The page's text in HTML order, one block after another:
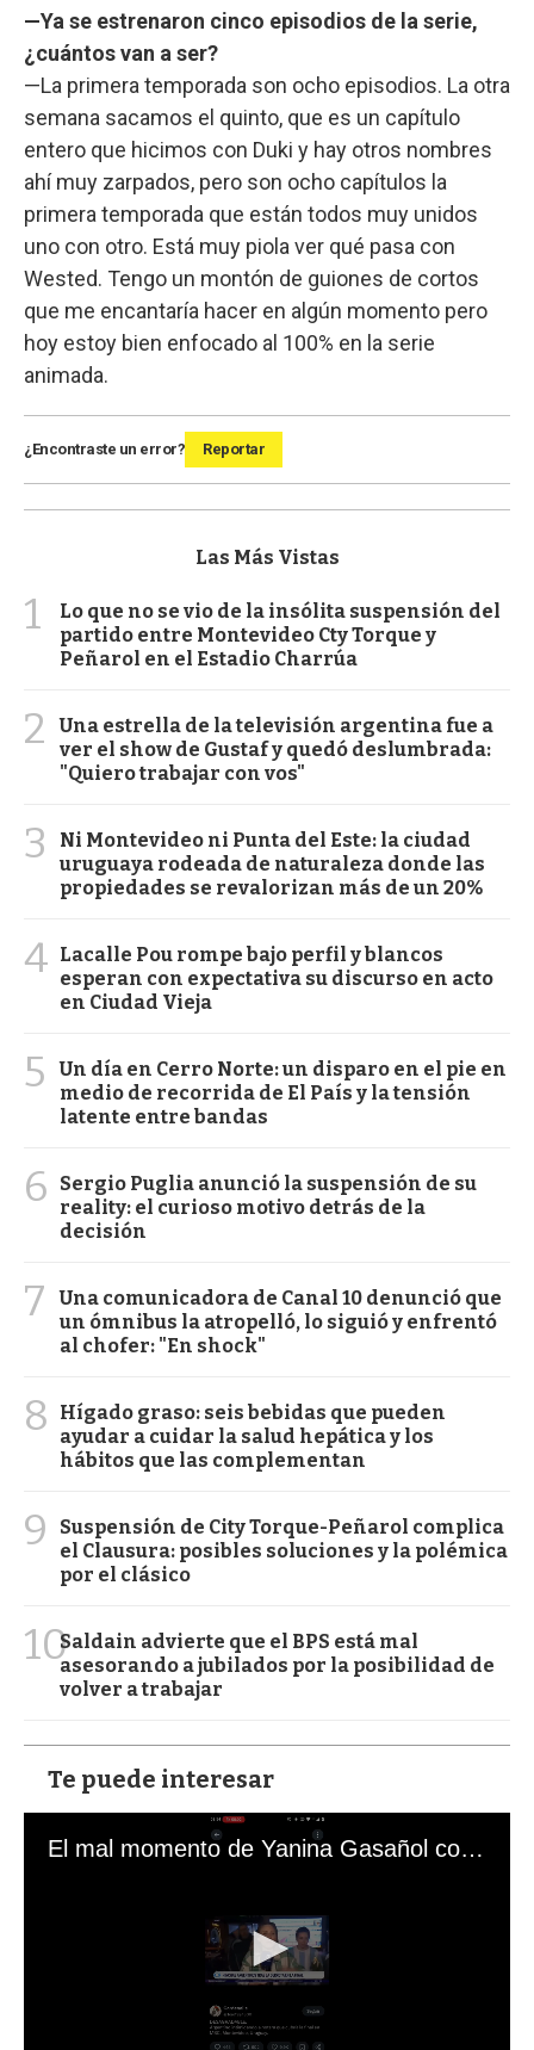
—Ya se estrenaron cinco episodios de la serie,
¿cuántos van a ser?
—La primera temporada son ocho episodios. La otra
semana sacamos el quinto, que es un capítulo
entero que hicimos con Duki y hay otros nombres
ahí muy zarpados, pero son ocho capítulos la
primera temporada que están todos muy unidos
uno con otro. Está muy piola ver qué pasa con
Wested. Tengo un montón de guiones de cortos
que me encantaría hacer en algún momento pero
hoy estoy bien enfocado al 100% en la serie
animada.
¿Encontraste un error? Reportar
Las Más Vistas
1
Lo que no se vio de la insólita suspensión del
partido entre Montevideo Cty Torque y
Peñarol en el Estadio Charrúa
2
Una estrella de la televisión argentina fue a
ver el show de Gustaf y quedó deslumbrada:
"Quiero trabajar con vos"
3
Ni Montevideo ni Punta del Este: la ciudad
uruguaya rodeada de naturaleza donde las
propiedades se revalorizan más de un 20%
4 Lacalle Pou rompe bajo perfil y blancos
esperan con expectativa su discurso en acto
en Ciudad Vieja
5
Un día en Cerro Norte: un disparo en el pie en
medio de recorrida de El País y la tensión
latente entre bandas
6
Sergio Puglia anunció la suspensión de su
reality: el curioso motivo detrás de la
decisión
7
Una comunicadora de Canal 10 denunció que
un ómnibus la atropelló, lo siguió y enfrentó
al chofer: "En shock"
8
Hígado graso: seis bebidas que pueden
ayudar a cuidar la salud hepática y los
hábitos que las complementan
9
Suspensión de City Torque-Peñarol complica
el Clausura: posibles soluciones y la polémica
por el clásico
10Saldain advierte que el BPS está mal
asesorando a jubilados por la posibilidad de
volver a trabajar
Te puede interesar
El mal momento de Yanina Gasañol con un hincha argentino en "Subrayado"